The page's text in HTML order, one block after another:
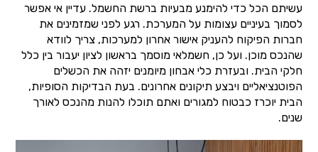
עשיתם הכל כדי להימנע מבעיות ברשת החשמל. עדיין אי אפשר
לסמוך בעיניים עצומות על המערכת. רגע לפני שמזמינים את
חברות הפיקוח להעניק אישור אחרון למערכות, צריך לוודא
שהנכס מוכן. ועל כן, חשמלאי מוסמך בראשון לציון יעבור בין כלל
חלקי הבית. ובעזרת כלי אבחון מיומנים יזהה את הכשלים
הפוטנציאליים ויבצע תיקונים אחרונים. בעת הבדיקות הסופיות,
הבית יוכרז כבטוח למגורים ואתם תוכלו להנות מהנכס לאורך
שנים.